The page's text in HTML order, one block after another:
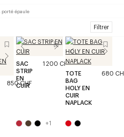
porté épaule
Filtrer
850 CHF
SAC
STRIP
EN
CUIR
1 200 CHF
+1
TOTE
BAG
HOLY EN
CUIR
NAPLACK
680